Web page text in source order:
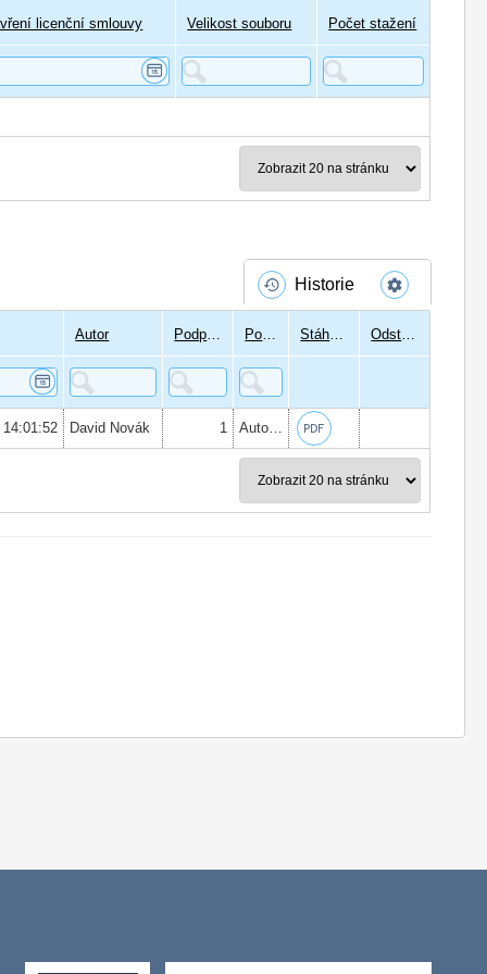
licenční smlouvy Velikost souboru Počet stažení
Historie
Autor Podpisů Podepsal Stáhnout Odstranit
David Novák 1 Autor: Ing. Petr Švec